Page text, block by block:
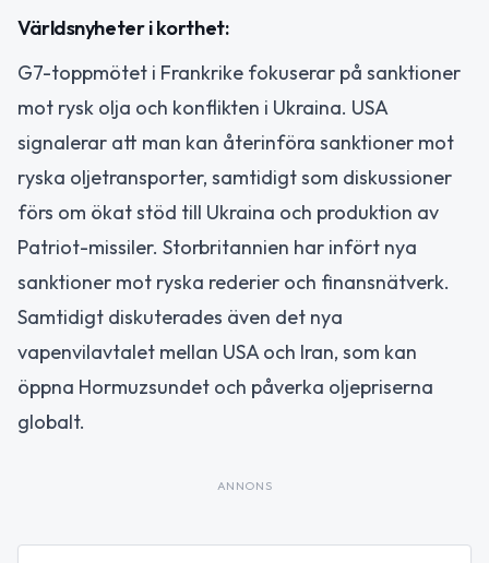
Världsnyheter i korthet:
G7-toppmötet i Frankrike fokuserar på sanktioner
mot rysk olja och konflikten i Ukraina. USA
signalerar att man kan återinföra sanktioner mot
ryska oljetransporter, samtidigt som diskussioner
förs om ökat stöd till Ukraina och produktion av
Patriot-missiler. Storbritannien har infört nya
sanktioner mot ryska rederier och finansnätverk.
Samtidigt diskuterades även det nya
vapenvilavtalet mellan USA och Iran, som kan
öppna Hormuzsundet och påverka oljepriserna
globalt.
ANNONS